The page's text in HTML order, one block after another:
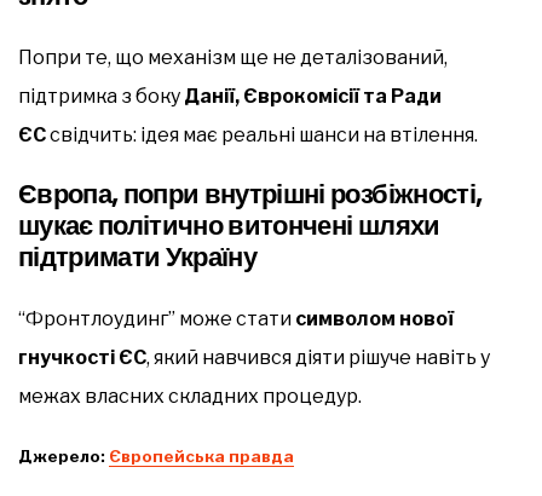
Попри те, що механізм ще не деталізований,
підтримка з боку Данії, Єврокомісії та Ради
ЄСсвідчить: ідея має реальні шанси на втілення.
Європа, попри внутрішні розбіжності,
шукає політично витончені шляхи
підтримати Україну
“Фронтлоудинг” може стати символом нової
гнучкості ЄС, який навчився діяти рішуче навіть у
межах власних складних процедур.
Джерело: Європейська правда